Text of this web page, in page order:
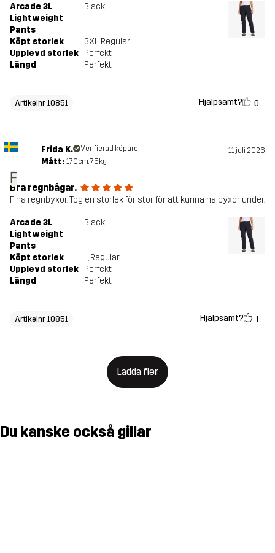
Arcade 3L
Lightweight
Pants
Black
Köpt storlek 3XL, Regular
Upplevd storlek Perfekt
Längd
Perfekt
Artikelnr 10851 Hjälpsamt? 0
F
Frida K. Verifierad köpare 11 juli 2026
Mått: 170cm, 75kg
Bra regnbågar.
Fina regnbyxor. Tog en storlek för stor för att kunna ha byxor under.
Arcade 3L
Lightweight
Pants
Black
Köpt storlek L, Regular
Upplevd storlek Perfekt
Längd
Perfekt
Artikelnr 10851 Hjälpsamt? 1
Ladda fler
Du kanske också gillar